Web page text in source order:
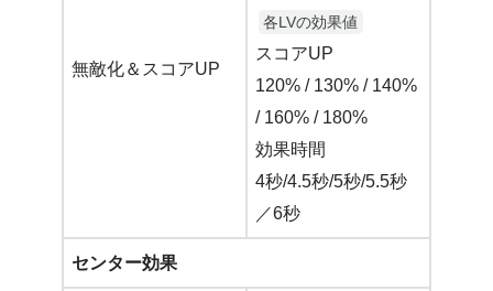
無敵化＆スコアUP
各LVの効果値
スコアUP
120% / 130% / 140%
/ 160% / 180%
効果時間
4秒/4.5秒/5秒/5.5秒
／6秒
センター効果